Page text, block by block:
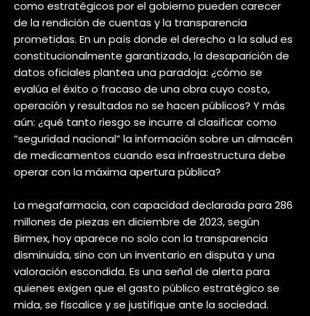
como estratégicos por el gobierno pueden carecer
de la rendición de cuentas y la transparencia
prometidas. En un país donde el derecho a la salud es
constitucionalmente garantizado, la desaparición de
datos oficiales plantea una paradoja: ¿cómo se
evalúa el éxito o fracaso de una obra cuyo costo,
operación y resultados no se hacen públicos? Y más
aún: ¿qué tanto riesgo se incurre al clasificar como
“seguridad nacional” la información sobre un almacén
de medicamentos cuando esa infraestructura debe
operar con la máxima apertura pública?
La megafarmacia, con capacidad declarada para 286
millones de piezas en diciembre de 2023, según
Birmex, hoy aparece no solo con la transparencia
disminuida, sino con un inventario en disputa y una
valoración escondida. Es una señal de alerta para
quienes exigen que el gasto público estratégico se
mida, se fiscalice y se justifique ante la sociedad.